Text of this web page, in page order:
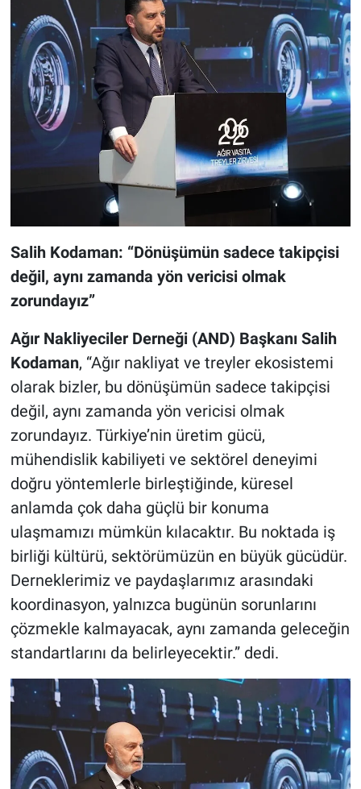
Salih Kodaman: “Dönüşümün sadece takipçisi
değil, aynı zamanda yön vericisi olmak
zorundayız”
Ağır Nakliyeciler Derneği (AND) Başkanı Salih
Kodaman, “Ağır nakliyat ve treyler ekosistemi
olarak bizler, bu dönüşümün sadece takipçisi
değil, aynı zamanda yön vericisi olmak
zorundayız. Türkiye’nin üretim gücü,
mühendislik kabiliyeti ve sektörel deneyimi
doğru yöntemlerle birleştiğinde, küresel
anlamda çok daha güçlü bir konuma
ulaşmamızı mümkün kılacaktır. Bu noktada iş
birliği kültürü, sektörümüzün en büyük gücüdür.
Derneklerimiz ve paydaşlarımız arasındaki
koordinasyon, yalnızca bugünün sorunlarını
çözmekle kalmayacak, aynı zamanda geleceğin
standartlarını da belirleyecektir.” dedi.